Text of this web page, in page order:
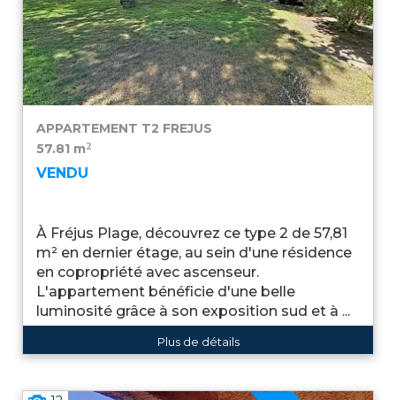
APPARTEMENT T2 FREJUS
57.81 m2
VENDU
À Fréjus Plage, découvrez ce type 2 de 57,81
m² en dernier étage, au sein d'une résidence
en copropriété avec ascenseur.
L'appartement bénéficie d'une belle
luminosité grâce à son exposition sud et à ...
Plus de détails